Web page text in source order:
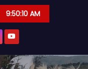
9:50:11 AM